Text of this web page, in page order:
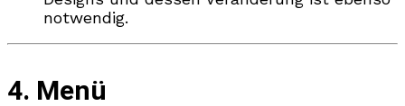
notwendig.
4. Menü